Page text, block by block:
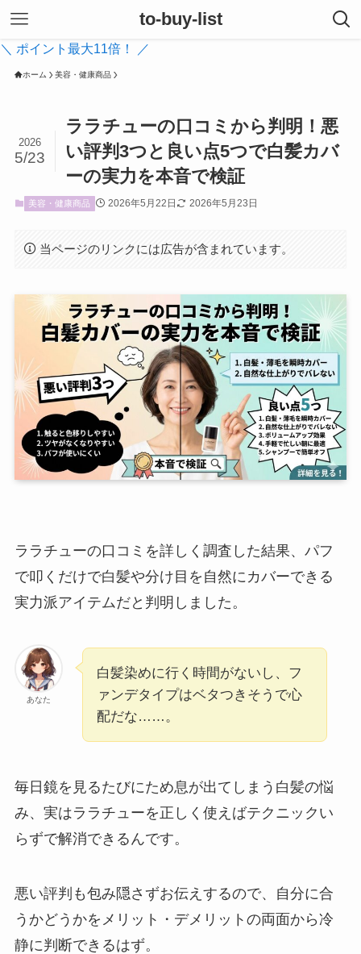
to-buy-list
＼ ポイント最大11倍！ ／
ホーム 美容・健康商品
ララチューの口コミから判明！悪
い評判3つと良い点5つで白髪カバ
ーの実力を本音で検証
2026
5/23
美容・健康商品 2026年5月22日 2026年5月23日
当ページのリンクには広告が含まれています。
ララチューの口コミを詳しく調査した結果、パフ
で叩くだけで白髪や分け目を自然にカバーできる
実力派アイテムだと判明しました。
あなた
白髪染めに行く時間がないし、フ
ァンデタイプはベタつきそうで心
配だな……。
毎日鏡を見るたびにため息が出てしまう白髪の悩
み、実はララチューを正しく使えばテクニックい
らずで解消できるんです。
悪い評判も包み隠さずお伝えするので、自分に合
うかどうかをメリット・デメリットの両面から冷
静に判断できるはず。